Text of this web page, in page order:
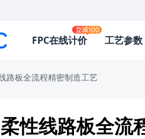
FPC在线计价 工艺参数
路板全流程精密制造工艺
性线路板全流